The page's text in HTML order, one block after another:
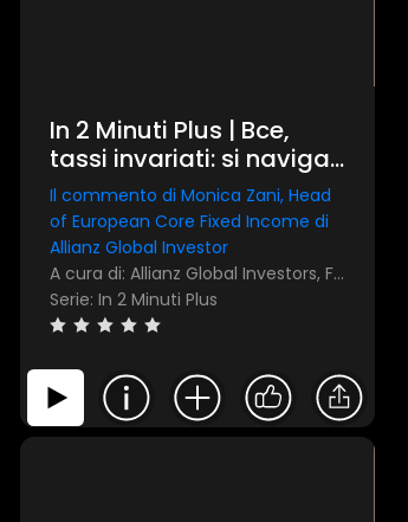
In 2 Minuti Plus | Bce,
tassi invariati: si naviga
in sicurezza
Il commento di Monica Zani, Head
of European Core Fixed Income di
Allianz Global Investor
A cura di: Allianz Global Investors, FocusRisparmio
Serie: In 2 Minuti Plus